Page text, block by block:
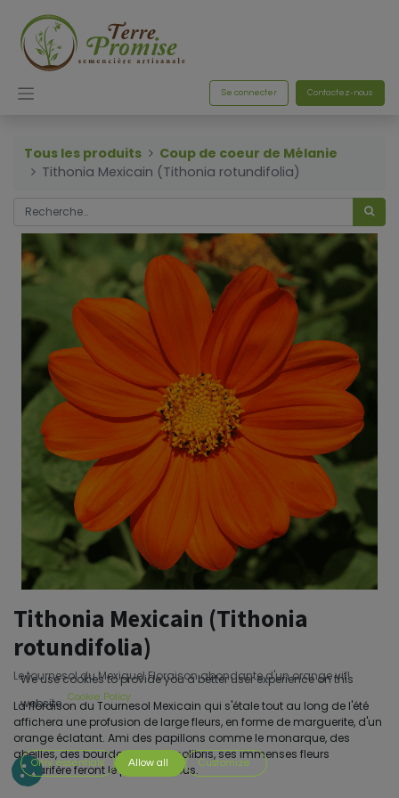
Se connecter Contactez-nous
Tous les produits
Coup de coeur de Mélanie
Tithonia Mexicain (Tithonia rotundifolia)
Tithonia Mexicain (Tithonia
rotundifolia)
Le tournesol du Mexique! Floraison abondante d'un orange vif!
La floraison du Tournesol Mexicain qui s'étale tout au long de l'été
affichera une profusion de large fleurs, en forme de marguerite, d'un
orange éclatant. Ami des papillons comme le monarque, des
abeilles, des bourdons et des colibris, ses immenses fleurs
nectarifère feront le plaisir de tous.
We use cookies to provide you a better user experience on this
website. Cookie Policy
Only essentials Allow all Customize